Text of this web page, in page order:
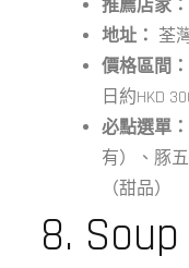
推薦店家：
地址： 荃
價格區間：
日約HKD
必點選單：
有）、豚
（甜品）
8.